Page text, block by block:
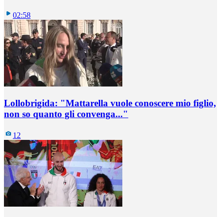
02:58
Lollobrigida: "Mattarella vuole conoscere mio figlio,
non so quanto gli convenga..."
12